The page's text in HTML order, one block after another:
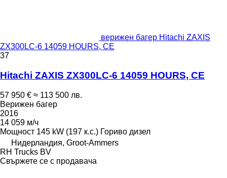
верижен багер Hitachi ZAXIS
ZX300LC-6 14059 HOURS, CE
37
Hitachi ZAXIS ZX300LC-6 14059 HOURS, CE
57 950 € ≈ 113 500 лв.
Верижен багер
2016
14 059 м/ч
Мощност 145 kW (197 к.с.) Гориво дизел
Нидерландия, Groot-Ammers
RH Trucks BV
Свържете се с продавача